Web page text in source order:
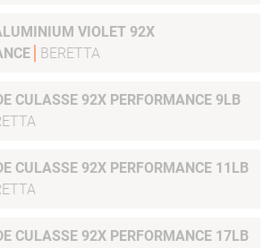
VIOLET 92X
BERETTA
CULASSE 92X PERFORMANCE 9LB
CULASSE 92X PERFORMANCE 11LB
CULASSE 92X PERFORMANCE 17LB